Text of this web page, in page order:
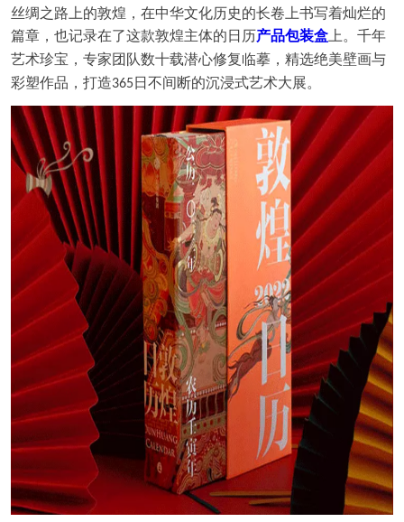
丝绸之路上的敦煌，在中华文化历史的长卷上书写着灿烂的
篇章，也记录在了这款敦煌主体的日历产品包装盒上 。千年
艺术珍宝，专家团队数十载潜心修复临摹，精选绝美壁画与
彩塑作品，打造365日不间断的沉浸式艺术大展。